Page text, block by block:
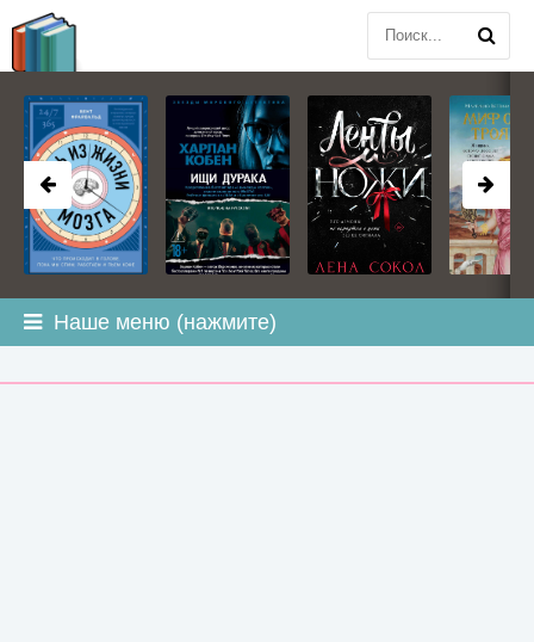
Наше меню (нажмите)
BOOKPLANETA.COM